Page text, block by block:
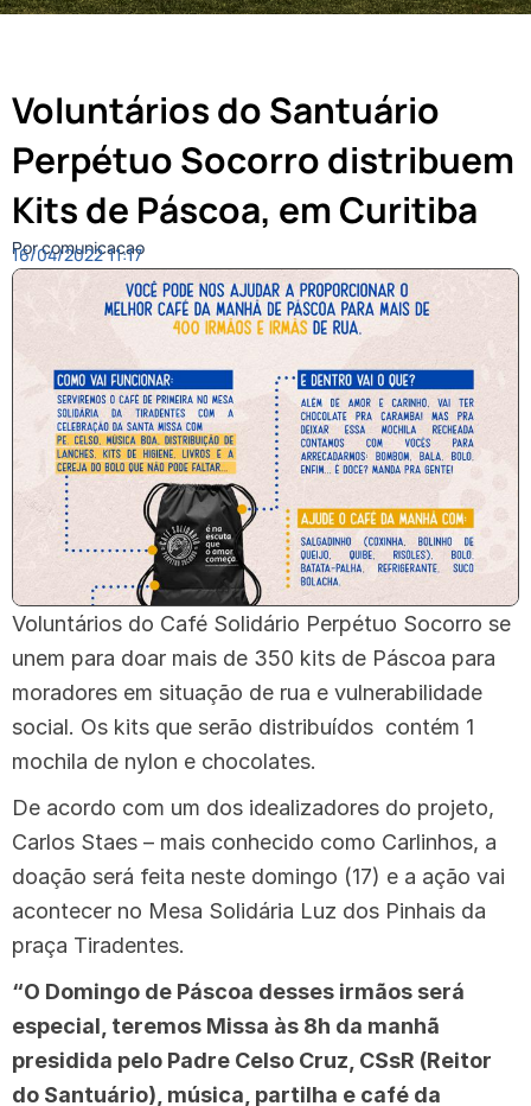
Voluntários do Santuário
Perpétuo Socorro distribuem
Kits de Páscoa, em Curitiba
Por comunicacao
16/04/2022 11:17
Voluntários do Café Solidário Perpétuo Socorro se
unem para doar mais de 350 kits de Páscoa para
moradores em situação de rua e vulnerabilidade
social. Os kits que serão distribuídos contém 1
mochila de nylon e chocolates.
De acordo com um dos idealizadores do projeto,
Carlos Staes – mais conhecido como Carlinhos, a
doação será feita neste domingo (17) e a ação vai
acontecer no Mesa Solidária Luz dos Pinhais da
praça Tiradentes.
“O Domingo de Páscoa desses irmãos será
especial, teremos Missa às 8h da manhã
presidida pelo Padre Celso Cruz, CSsR (Reitor
do Santuário), música, partilha e café da